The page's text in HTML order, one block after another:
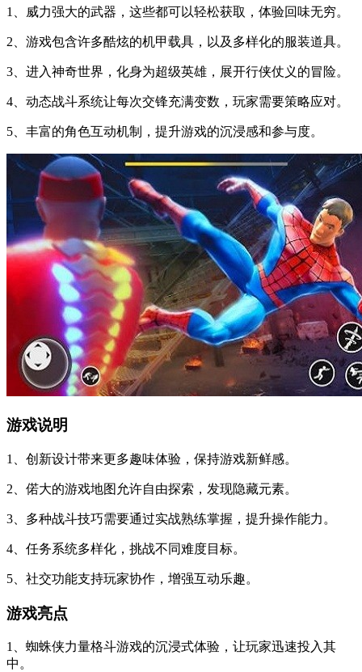
1、威力强大的武器，这些都可以轻松获取，体验回味无穷。
2、游戏包含许多酷炫的机甲载具，以及多样化的服装道具。
3、进入神奇世界，化身为超级英雄，展开行侠仗义的冒险。
4、动态战斗系统让每次交锋充满变数，玩家需要策略应对。
5、丰富的角色互动机制，提升游戏的沉浸感和参与度。
游戏说明
1、创新设计带来更多趣味体验，保持游戏新鲜感。
2、偌大的游戏地图允许自由探索，发现隐藏元素。
3、多种战斗技巧需要通过实战熟练掌握，提升操作能力。
4、任务系统多样化，挑战不同难度目标。
5、社交功能支持玩家协作，增强互动乐趣。
游戏亮点
1、蜘蛛侠力量格斗游戏的沉浸式体验，让玩家迅速投入其
中。